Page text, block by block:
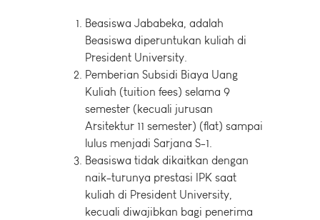
Beasiswa Jababeka, adalah
Beasiswa diperuntukan kuliah di
President University.
Pemberian Subsidi Biaya Uang
Kuliah (tuition fees) selama 9
semester (kecuali jurusan
Arsitektur 11 semester) (flat) sampai
lulus menjadi Sarjana S-1.
Beasiswa tidak dikaitkan dengan
naik-turunya prestasi IPK saat
kuliah di President University,
kecuali diwajibkan bagi penerima